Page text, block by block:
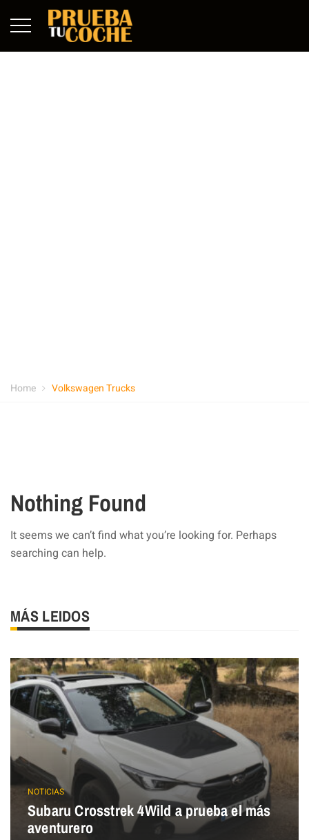
Home Volkswagen Trucks
Nothing Found
It seems we can’t find what you’re looking for. Perhaps
searching can help.
MÁS LEIDOS
NOTICIAS
Subaru Crosstrek 4Wild a prueba el más
aventurero